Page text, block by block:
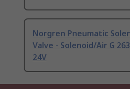
Norgren Pneumatic
Valve - Solenoid/Air G
24V